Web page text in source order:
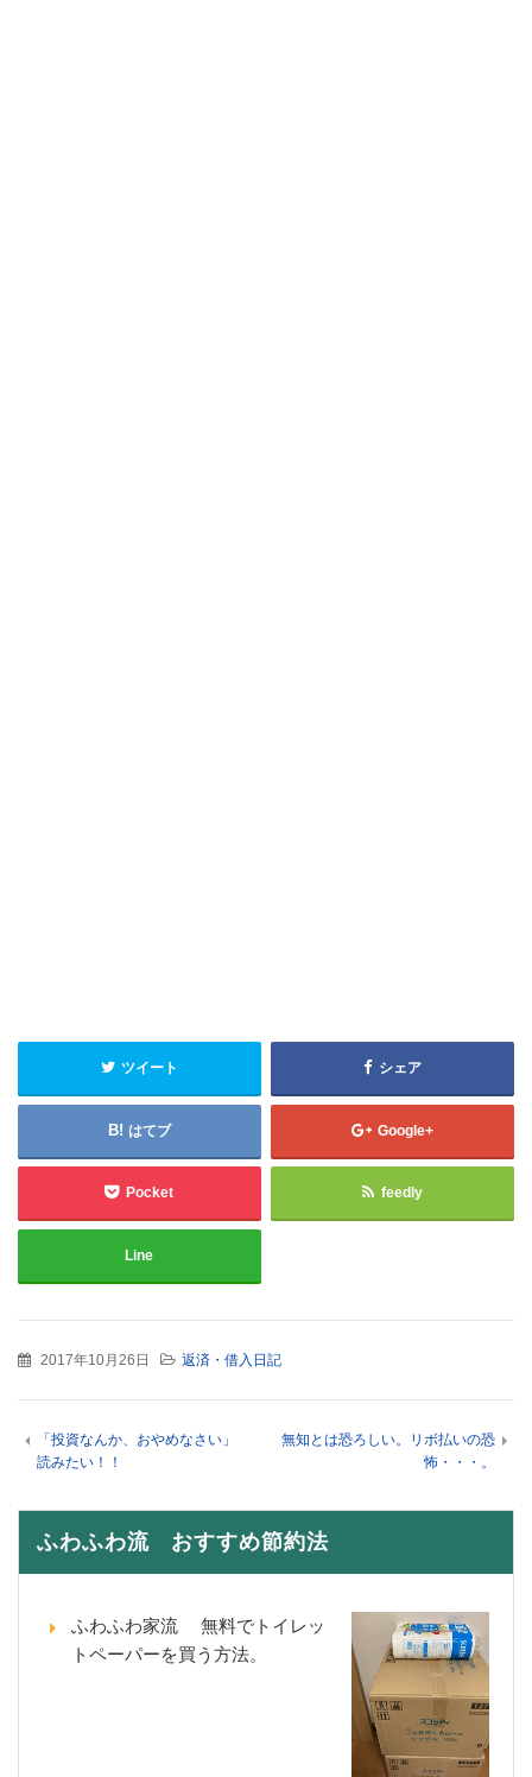
ツイート シェア
はてブ Google+
Pocket feedly
Line
2017年10月26日 返済・借入日記
「投資なんか、おやめなさい」
読みたい！！
無知とは恐ろしい。リボ払いの恐
怖・・・。
ふわふわ流 おすすめ節約法
ふわふわ家流 無料でトイレッ
トペーパーを買う方法。